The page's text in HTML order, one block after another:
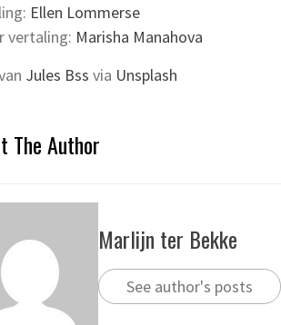
Ellen Lommerse
vertaling: Marisha Manahova
Jules Bss via Unsplash
The Author
Marlijn ter Bekke
See author's posts